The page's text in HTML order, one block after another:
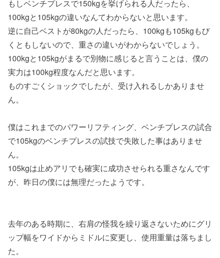
もしベンチプレスで150kgを挙げられる人だったら、
100kgと105kgの違いなんてわからないと思います。
逆に自己ベストが80kgの人だったら、100kgも105kgもび
くともしないので、重さの違いがわからないでしょう。
100kgと105kgがまるで別物に感じると言うことは、僕の
実力は100kg程度なんだと思います。
ものすごくショックでしたが、受け入れるしかありませ
ん。
僕はこれまでのパワーリフティング、ベンチプレスの試合
で105kgのベンチプレスの試技で失敗した事はありませ
ん。
105kgは止めアリでも確実に成功させられる重さなんです
が、昨日の僕には無理だったようです。
去年のある時期に、右肩の怪我を繰り返さないためにグリ
ップ幅をワイドからミドルに変更し、使用重量は落ちまし
た。